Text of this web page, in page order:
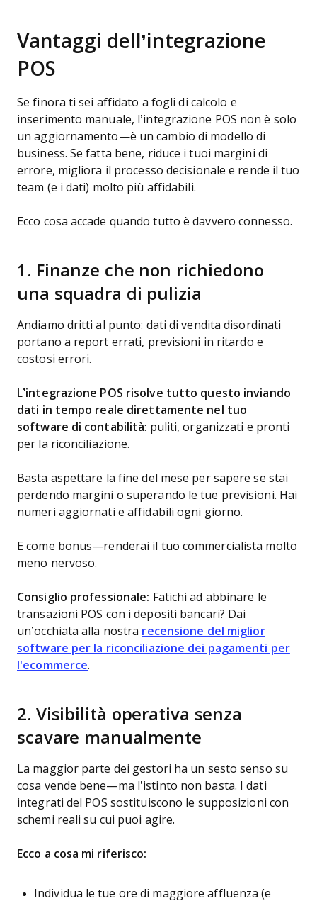
Vantaggi dell’integrazione
POS
Se finora ti sei affidato a fogli di calcolo e
inserimento manuale, l’integrazione POS non è solo
un aggiornamento—è un cambio di modello di
business. Se fatta bene, riduce i tuoi margini di
errore, migliora il processo decisionale e rende il tuo
team (e i dati) molto più affidabili.
Ecco cosa accade quando tutto è davvero connesso.
1. Finanze che non richiedono
una squadra di pulizia
Andiamo dritti al punto: dati di vendita disordinati
portano a report errati, previsioni in ritardo e
costosi errori.
L’integrazione POS risolve tutto questo inviando
dati in tempo reale direttamente nel tuo
software di contabilità: puliti, organizzati e pronti
per la riconciliazione.
Basta aspettare la fine del mese per sapere se stai
perdendo margini o superando le tue previsioni. Hai
numeri aggiornati e affidabili ogni giorno.
E come bonus—renderai il tuo commercialista molto
meno nervoso.
Consiglio professionale: Fatichi ad abbinare le
transazioni POS con i depositi bancari? Dai
un’occhiata alla nostra recensione del miglior
software per la riconciliazione dei pagamenti per
l'ecommerce.
2. Visibilità operativa senza
scavare manualmente
La maggior parte dei gestori ha un sesto senso su
cosa vende bene—ma l’istinto non basta. I dati
integrati del POS sostituiscono le supposizioni con
schemi reali su cui puoi agire.
Ecco a cosa mi riferisco:
Individua le tue ore di maggiore affluenza (e